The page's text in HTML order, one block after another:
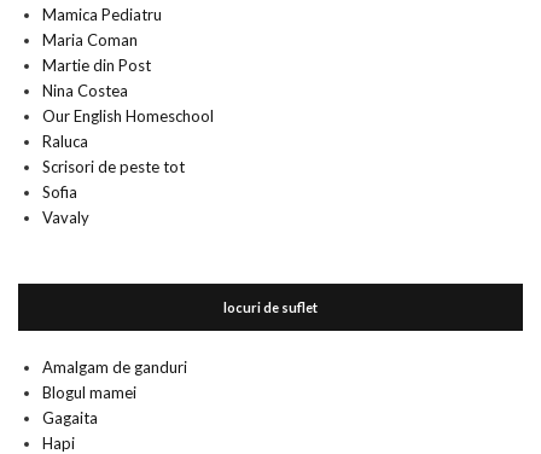
Mamica Pediatru
Maria Coman
Martie din Post
Nina Costea
Our English Homeschool
Raluca
Scrisori de peste tot
Sofia
Vavaly
locuri de suflet
Amalgam de ganduri
Blogul mamei
Gagaita
Hapi